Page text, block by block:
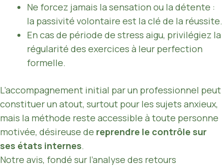
Ne forcez jamais la sensation ou la détente :
la passivité volontaire est la clé de la réussite.
En cas de période de stress aigu, privilégiez la
régularité des exercices à leur perfection
formelle.
L’accompagnement initial par un professionnel peut
constituer un atout, surtout pour les sujets anxieux,
mais la méthode reste accessible à toute personne
motivée, désireuse de reprendre le contrôle sur
ses états internes.
Notre avis, fondé sur l’analyse des retours